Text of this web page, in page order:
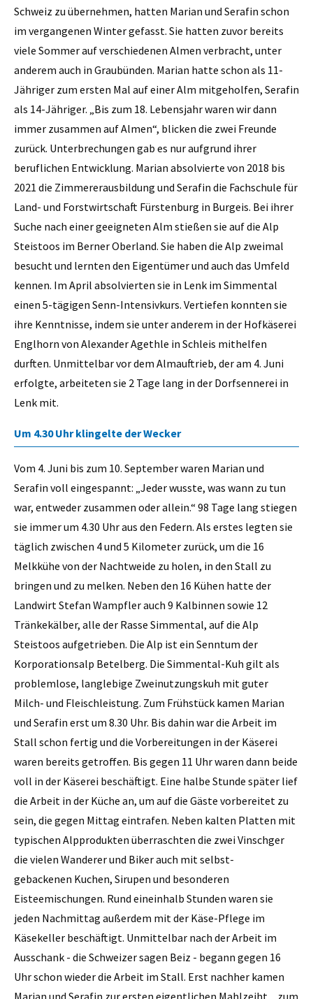
Schweiz zu übernehmen, hatten Marian und Serafin schon
im vergangenen Winter gefasst. Sie hatten zuvor bereits
viele Sommer auf verschiedenen Almen verbracht, unter
anderem auch in Graubünden. Marian hatte schon als 11-
Jähriger zum ersten Mal auf einer Alm mitgeholfen, Serafin
als 14-Jähriger. „Bis zum 18. Lebensjahr waren wir dann
immer zusammen auf Almen“, blicken die zwei Freunde
zurück. Unterbrechungen gab es nur aufgrund ihrer
beruflichen Entwicklung. Marian absolvierte von 2018 bis
2021 die Zimmererausbildung und Serafin die Fachschule für
Land- und Forstwirtschaft Fürstenburg in Burgeis. Bei ihrer
Suche nach einer geeigneten Alm stießen sie auf die Alp
Steistoos im Berner Oberland. Sie haben die Alp zweimal
besucht und lernten den Eigentümer und auch das Umfeld
kennen. Im April absolvierten sie in Lenk im Simmental
einen 5-tägigen Senn-Intensivkurs. Vertiefen konnten sie
ihre Kenntnisse, indem sie unter anderem in der Hofkäserei
Englhorn von Alexander Agethle in Schleis mithelfen
durften. Unmittelbar vor dem Almauftrieb, der am 4. Juni
erfolgte, arbeiteten sie 2 Tage lang in der Dorfsennerei in
Lenk mit.
Um 4.30 Uhr klingelte der Wecker
Vom 4. Juni bis zum 10. September waren Marian und
Serafin voll eingespannt: „Jeder wusste, was wann zu tun
war, entweder zusammen oder allein.“ 98 Tage lang stiegen
sie immer um 4.30 Uhr aus den Federn. Als erstes legten sie
täglich zwischen 4 und 5 Kilometer zurück, um die 16
Melkkühe von der Nachtweide zu holen, in den Stall zu
bringen und zu melken. Neben den 16 Kühen hatte der
Landwirt Stefan Wampfler auch 9 Kalbinnen sowie 12
Tränkekälber, alle der Rasse Simmental, auf die Alp
Steistoos aufgetrieben. Die Alp ist ein Senntum der
Korporationsalp Betelberg. Die Simmental-Kuh gilt als
problemlose, langlebige Zweinutzungskuh mit guter
Milch- und Fleischleistung. Zum Frühstück kamen Marian
und Serafin erst um 8.30 Uhr. Bis dahin war die Arbeit im
Stall schon fertig und die Vorbereitungen in der Käserei
waren bereits getroffen. Bis gegen 11 Uhr waren dann beide
voll in der Käserei beschäftigt. Eine halbe Stunde später lief
die Arbeit in der Küche an, um auf die Gäste vorbereitet zu
sein, die gegen Mittag eintrafen. Neben kalten Platten mit
typischen Alpprodukten überraschten die zwei Vinschger
die vielen Wanderer und Biker auch mit selbst-
gebackenen Kuchen, Sirupen und besonderen
Eisteemischungen. Rund eineinhalb Stunden waren sie
jeden Nachmittag außerdem mit der Käse-Pflege im
Käsekeller beschäftigt. Unmittelbar nach der Arbeit im
Ausschank - die Schweizer sagen Beiz - begann gegen 16
Uhr schon wieder die Arbeit im Stall. Erst nachher kamen